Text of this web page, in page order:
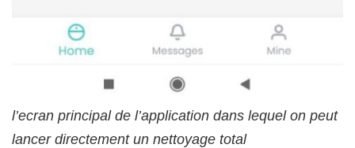
l’ecran principal de l’application dans lequel on peut
lancer directement un nettoyage total